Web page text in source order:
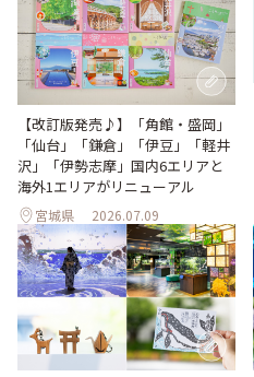
【改訂版発売♪】「角館・盛岡」
「仙台」「鎌倉」「伊豆」「軽井
沢」「伊勢志摩」国内6エリアと
海外1エリアがリニューアル
宮城県 2026.07.09